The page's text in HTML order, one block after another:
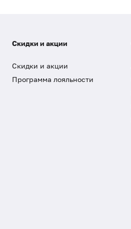
Скидки и акции
Скидки и акции
Программа лояльности